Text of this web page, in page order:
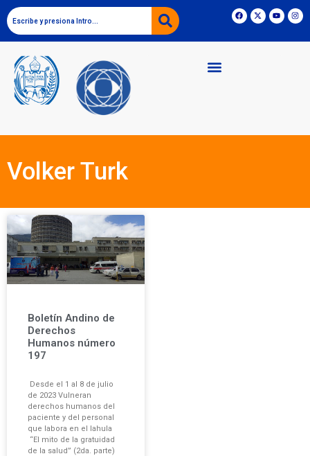
Volker Turk
Boletín Andino de
Derechos
Humanos número
197
Desde el 1 al 8 de julio
de 2023 Vulneran
derechos humanos del
paciente y del personal
que labora en el Iahula
“El mito de la gratuidad
de la salud” (2da. parte)